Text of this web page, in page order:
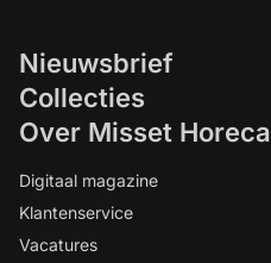
Nieuwsbrief
Collecties
Over Misset Horeca
Digitaal magazine
Klantenservice
Vacatures